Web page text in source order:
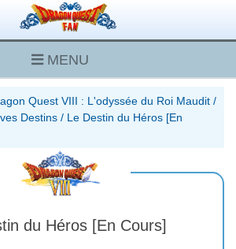
MENU
Quest VIII : L'odyssée du Roi Maudit /
Destins / Le Destin du Héros [En
du Héros [En Cours]